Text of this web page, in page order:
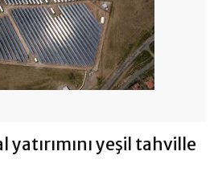
yeşil tahville